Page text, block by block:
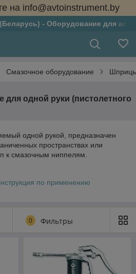
на info@avtoinstrument.by
- Оборудование для
Смазочное оборудование Шприцы
одной руки (пистолетного
одной рукой, предназначен
пространствах или
к смазочным ниппелям.
по применению
0 Фильтры